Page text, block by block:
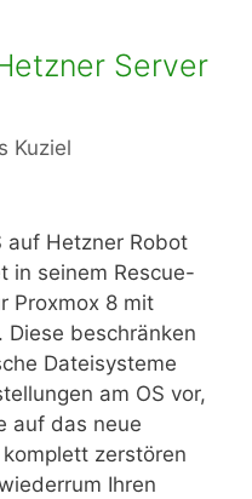
Server
Kuziel
auf Hetzner Robot
in seinem Rescue-
Proxmox 8 mit
beschränken
Dateisysteme
am OS vor,
auf das neue
zerstören
Ihren